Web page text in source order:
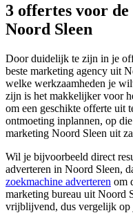
3 offertes voor
Noord Sleen
Door duidelijk te zijn in je
beste marketing agency uit
welke werkzaamheden je
zijn is het makkelijker voor
om een geschikte offerte uit
ontmoeting inplannen, op
marketing Noord Sleen uit
Wil je bijvoorbeeld direct
adverteren in Noord Sleen,
zoekmachine adverteren om
marketing bureau uit Noord
vrijblijvend, dus vergelijk op